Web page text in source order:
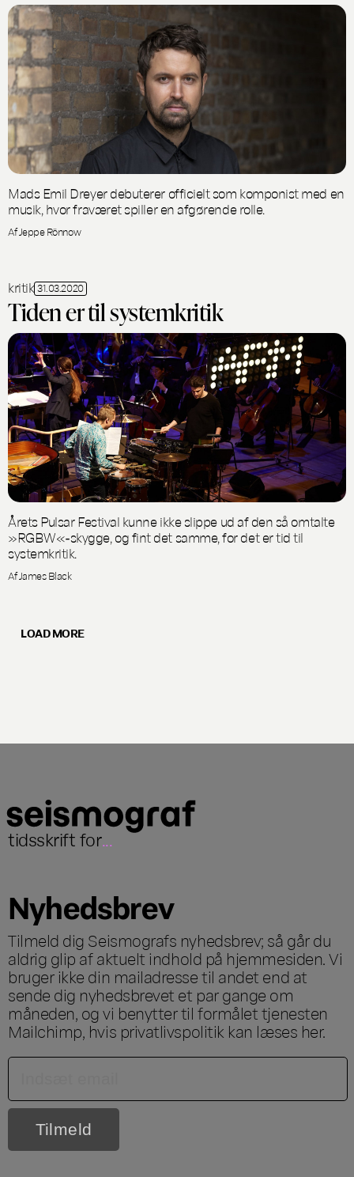
Mads Emil Dreyer debuterer officielt som komponist med en
musik, hvor fraværet spiller en afgørende rolle.
Af Jeppe Rönnow
kritik 31.03.2020
Tiden er til systemkritik
Årets Pulsar Festival kunne ikke slippe ud af den så omtalte
»RGBW«-skygge, og fint det samme, for det er tid til
systemkritik.
Af James Black
LOAD MORE
tidsskrift for...
Nyhedsbrev
Tilmeld dig Seismografs nyhedsbrev; så går du
aldrig glip af aktuelt indhold på hjemmesiden. Vi
bruger ikke din mailadresse til andet end at
sende dig nyhedsbrevet et par gange om
måneden, og vi benytter til formålet tjenesten
Mailchimp, hvis privatlivspolitik kan læses her.